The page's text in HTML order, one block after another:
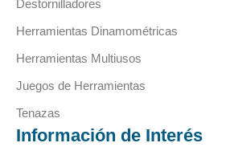
Destornilladores
Herramientas Dinamométricas
Herramientas Multiusos
Juegos de Herramientas
Tenazas
Información de Interés